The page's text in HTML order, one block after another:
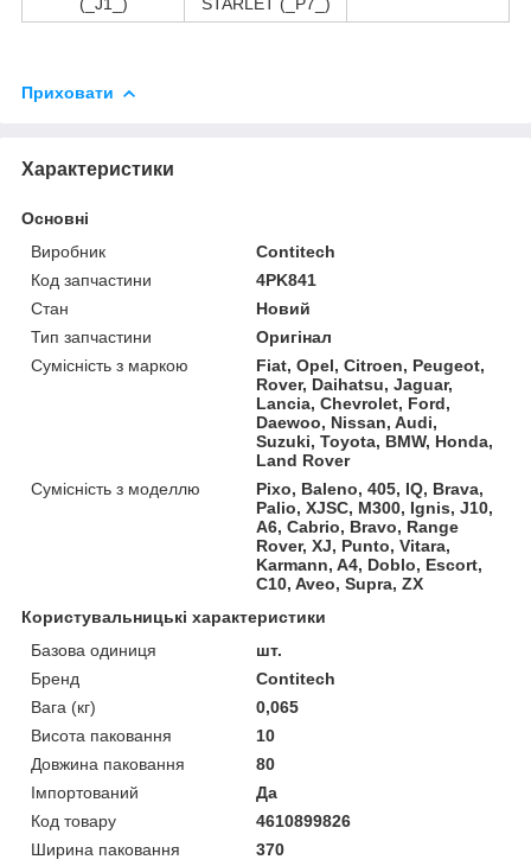
Приховати
Характеристики
Основні
Виробник
Contitech
Код запчастини
4PK841
Стан
Новий
Тип запчастини
Оригінал
Сумісність з маркою
Fiat, Opel, Citroen, Peugeot,
Rover, Daihatsu, Jaguar,
Lancia, Chevrolet, Ford,
Daewoo, Nissan, Audi,
Suzuki, Toyota, BMW, Honda,
Land Rover
Сумісність з моделлю
Pixo, Baleno, 405, IQ, Brava,
Palio, XJSC, M300, Ignis, J10,
A6, Cabrio, Bravo, Range
Rover, XJ, Punto, Vitara,
Karmann, A4, Doblo, Escort,
C10, Aveo, Supra, ZX
Користувальницькі характеристики
Базова одиниця
шт.
Бренд
Contitech
Вага (кг)
0,065
Висота паковання
10
Довжина паковання
80
Імпортований
Да
Код товару
4610899826
Ширина паковання
370